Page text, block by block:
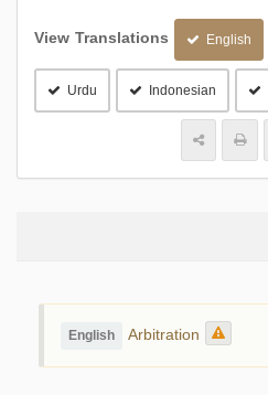
View Translations English
Urdu Indonesian
English Arbitration